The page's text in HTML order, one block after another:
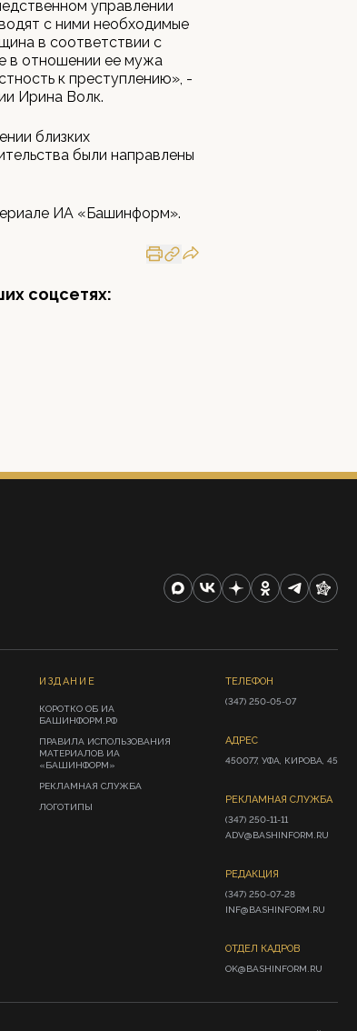
управлении
с ними необходимые
в соответствии с
в отношении ее мужа
к преступлению», -
Ирина Волк.
близких
были направлены
ИА «Башинформ».
соцсетях:
ИЗДАНИЕ
КОРОТКО ОБ ИА
БАШИНФОРМ.РФ
ПРАВИЛА ИСПОЛЬЗОВАНИЯ
МАТЕРИАЛОВ ИА
«БАШИНФОРМ»
РЕКЛАМНАЯ СЛУЖБА
ЛОГОТИПЫ
ТЕЛЕФОН
(347) 250-05-07
АДРЕС
450077, УФА, КИРОВА, 45
РЕКЛАМНАЯ СЛУЖБА
(347) 250-11-11
ADV@BASHINFORM.RU
РЕДАКЦИЯ
(347) 250-07-28
INF@BASHINFORM.RU
ОТДЕЛ КАДРОВ
OK@BASHINFORM.RU